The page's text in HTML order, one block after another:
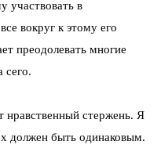
участвовать в
вокруг к этому его
преодолевать многие
сего.
нравственный стержень. Я
должен быть одинаковым.